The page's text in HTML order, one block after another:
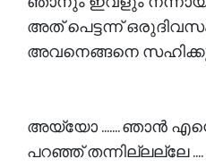
അത് പെട്ടന്ന്
അവനെങ്ങനെ
അയ്യോ ....... ഞാൻ
പറഞ്ഞ് തന്നില്ലല്ലേ ....